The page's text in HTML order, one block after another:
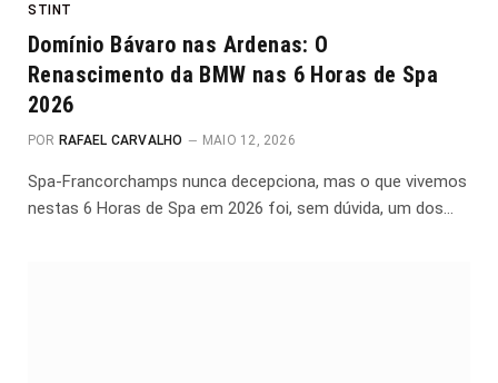
STINT
Domínio Bávaro nas Ardenas: O
Renascimento da BMW nas 6 Horas de Spa
2026
POR RAFAEL CARVALHO MAIO 12, 2026
Spa-Francorchamps nunca decepciona, mas o que vivemos
nestas 6 Horas de Spa em 2026 foi, sem dúvida, um dos…